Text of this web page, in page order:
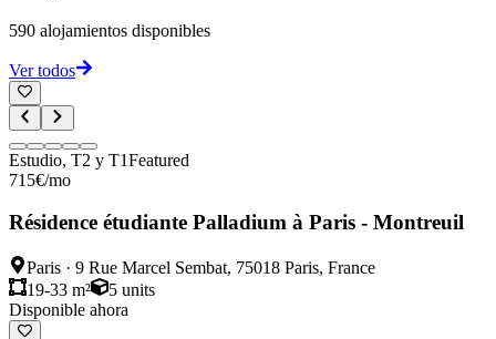
590 alojamientos disponibles
Ver todos
Estudio, T2 y T1Featured
715€/mo
Résidence étudiante Palladium à Paris - Montreuil
Paris · 9 Rue Marcel Sembat, 75018 Paris, France
19-33 m²
5 units
Disponible ahora